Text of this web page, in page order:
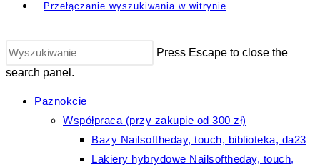
Przełączanie wyszukiwania w witrynie
Press Escape to close the
search panel.
Paznokcie
Współpraca (przy zakupie od 300 zł)
Bazy Nailsoftheday, touch, biblioteka, da23
Lakiery hybrydowe Nailsoftheday, touch,